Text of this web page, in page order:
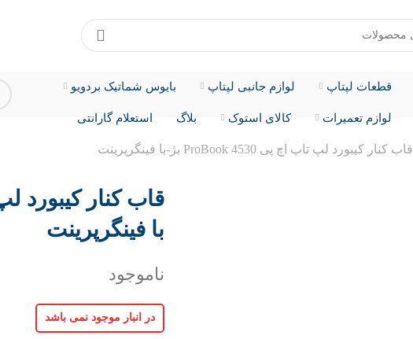
قطعات لپتاپ لوازم جانبی لپتاپ بایوس شماتیک بردویو
لوازم تعمیرات کالای استوک بلاگ استعلام گارانتی
قاب کنار کیبورد لپ تاپ اچ پی ProBook 4530 بژ-با فینگرپرینت
با فینگرپرینت
ناموجود
در انبار موجود نمی باشد